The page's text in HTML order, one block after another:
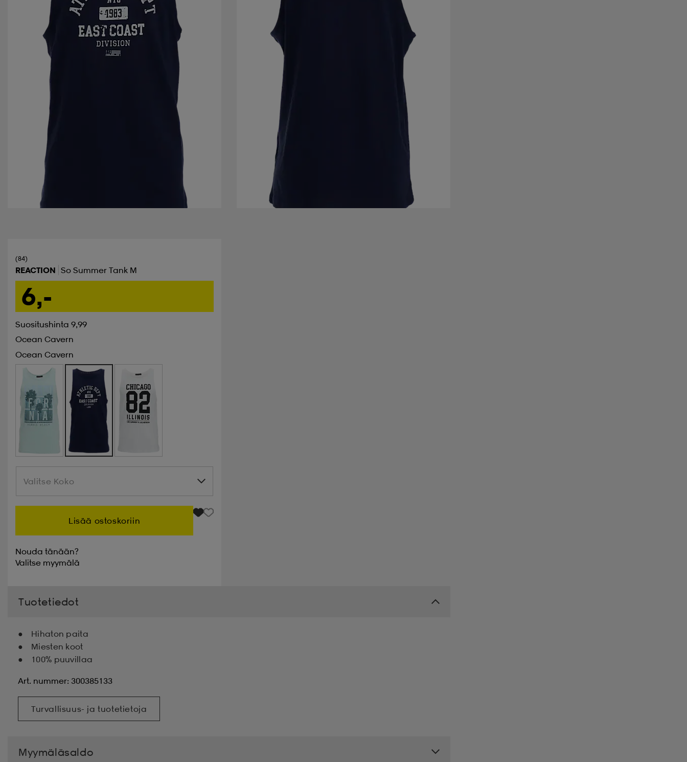
(84)
REACTION So Summer Tank M
6,-
Suositushinta 9,99
Ocean Cavern
Ocean Cavern
Valitse Koko
Valitse Koko
Lisää ostoskoriin
Nouda tänään?
Valitse myymälä
Tuotetiedot
Hihaton paita
Miesten koot
100% puuvillaa
Art. nummer: 300385133
Turvallisuus- ja tuotetietoja
Myymäläsaldo